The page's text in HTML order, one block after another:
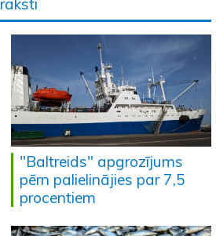
raksti
"Baltreids" apgrozījums
pērn palielinājies par 7,5
procentiem